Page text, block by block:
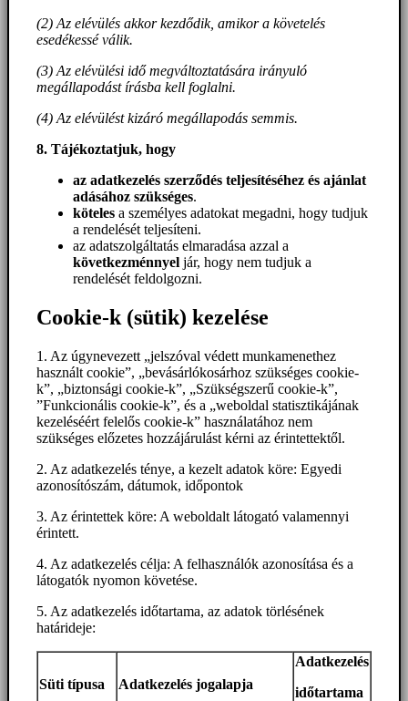
(2) Az elévülés akkor kezdődik, amikor a követelés
esedékessé válik.
(3) Az elévülési idő megváltoztatására irányuló
megállapodást írásba kell foglalni.
(4) Az elévülést kizáró megállapodás semmis.
8. Tájékoztatjuk, hogy
az adatkezelés szerződés teljesítéséhez és ajánlat
adásához szükséges.
köteles a személyes adatokat megadni, hogy tudjuk
a rendelését teljesíteni.
az adatszolgáltatás elmaradása azzal a
következménnyel jár, hogy nem tudjuk a
rendelését feldolgozni.
Cookie-k (sütik) kezelése
1. Az úgynevezett „jelszóval védett munkamenethez
használt cookie”, „bevásárlókosárhoz szükséges cookie-
k”, „biztonsági cookie-k”, „Szükségszerű cookie-k”,
”Funkcionális cookie-k”, és a „weboldal statisztikájának
kezeléséért felelős cookie-k” használatához nem
szükséges előzetes hozzájárulást kérni az érintettektől.
2. Az adatkezelés ténye, a kezelt adatok köre: Egyedi
azonosítószám, dátumok, időpontok
3. Az érintettek köre: A weboldalt látogató valamennyi
érintett.
4. Az adatkezelés célja: A felhasználók azonosítása és a
látogatók nyomon követése.
5. Az adatkezelés időtartama, az adatok törlésének
határideje:
Süti típusa Adatkezelés jogalapja
Adatkezelés
időtartama